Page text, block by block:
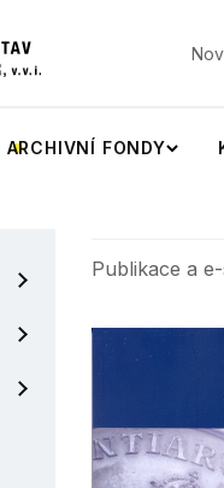
ARCHIVNÍ FONDY
Publikace a